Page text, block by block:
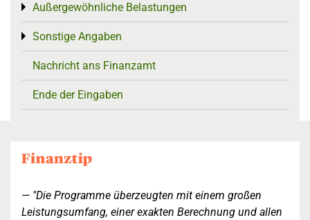
Außergewöhnliche Belastungen
Toggle menu
Sonstige Angaben
Toggle menu
Nachricht ans Finanzamt
Ende der Eingaben
"Die Programme überzeugten mit einem großen
Leistungsumfang, einer exakten Berechnung und allen